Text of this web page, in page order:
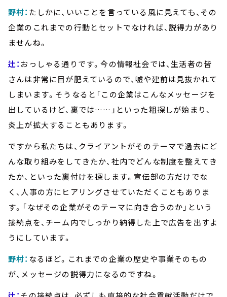
野村： たしかに、いいことを言っている風に見えても、その
企業のこれまでの行動とセットでなければ、説得力があり
ませんね。
辻： おっしゃる通りです。今の情報社会では、生活者の皆
さんは非常に目が肥えているので、嘘や建前は見抜かれて
しまいます。そうなると「この企業はこんなメッセージを
出しているけど、裏では……」といった粗探しが始まり、
炎上が拡大することもあります。
ですから私たちは、クライアントがそのテーマで過去にど
んな取り組みをしてきたか、社内でどんな制度を整えてき
たか、といった裏付けを探します。宣伝部の方だけでな
く、人事の方にヒアリングさせていただくこともありま
す。「なぜその企業がそのテーマに向き合うのか」という
接続点を、チーム内でしっかり納得した上で広告を出すよ
うにしています。
野村： なるほど。これまでの企業の歴史や事業そのもの
が、メッセージの説得力になるのですね。